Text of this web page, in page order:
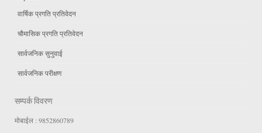
वार्षिक प्रगति प्रतिवेदन
चौमासिक प्रगति प्रतिवेदन
सार्वजनिक सुनुवाई
सार्वजनिक परीक्षण
सम्पर्क विवरण
मोबाईल : 9852860789